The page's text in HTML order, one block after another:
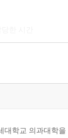
대학교 의과대학